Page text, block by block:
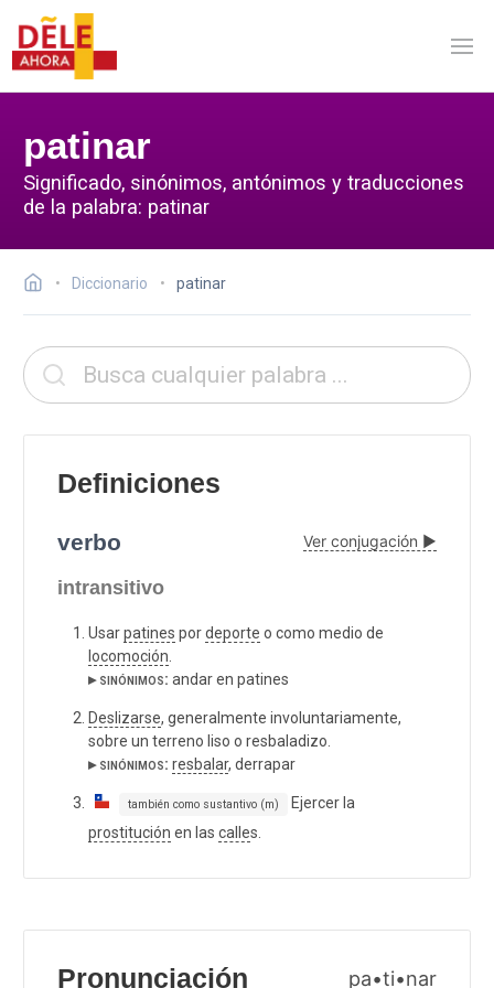
patinar
Significado, sinónimos, antónimos y traducciones
de la palabra: patinar
Diccionario patinar
Definiciones
verbo Ver conjugación ▶
intransitivo
Usarpatines pordeporte o como medio de
locomoción
▸ sinónimos: andar en patines
Deslizarse, generalmente involuntariamente,
sobre un terreno liso o resbaladizo.
▸ sinónimos: resbalar, derrapar
también como sustantivo (m)
Ejercer la
prostitución en las calles.
Pronunciación pa•ti•nar